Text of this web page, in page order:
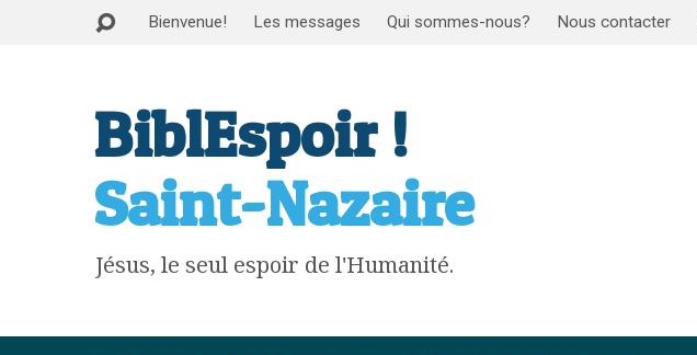
Bienvenue! Les messages Qui sommes-nous? Nous contacter
BiblEspoir !
Saint-Nazaire
Jésus, le seul espoir de l'Humanité.